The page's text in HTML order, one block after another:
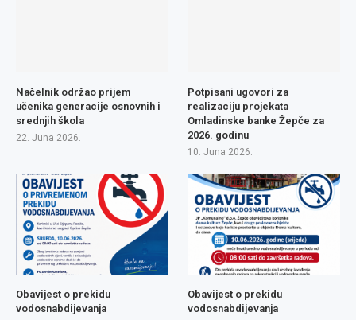
Načelnik održao prijem
učenika generacije osnovnih i
srednjih škola
22. Juna 2026.
Potpisani ugovori za
realizaciju projekata
Omladinske banke Žepče za
2026. godinu
10. Juna 2026.
Obavijest o prekidu
vodosnabdijevanja
Obavijest o prekidu
vodosnabdijevanja